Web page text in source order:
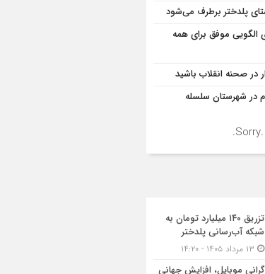
الگویی موفق برای همه
در صحنه انقلاب باشید
در شهرستان سلسله
تزریق ۱۴۰ میلیارد تومان به
شبکه آب‌رسانی پلدختر
گرانی موبایل، افزایش جهانی